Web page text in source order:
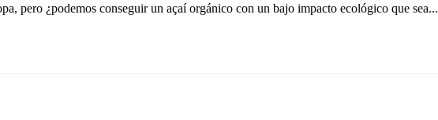
pero ¿podemos conseguir un açaí orgánico con un bajo impacto ecológico que sea...